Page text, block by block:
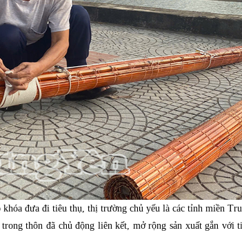
khóa đưa đi tiêu thụ, thị trường chủ yếu là các tỉnh miền
thôn đã chủ động liên kết, mở rộng sản xuất gắn với